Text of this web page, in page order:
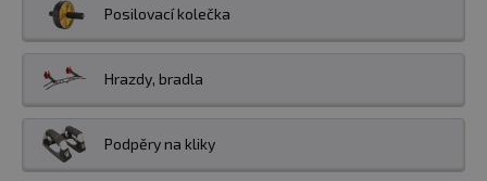
Posilovací kolečka
Hrazdy, bradla
Podpěry na kliky